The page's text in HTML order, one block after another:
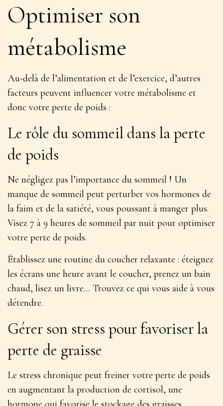
Optimiser son
métabolisme
Au-delà de l’alimentation et de l’exercice, d’autres
facteurs peuvent influencer votre métabolisme et
donc votre perte de poids :
Le rôle du sommeil dans la perte
de poids
Ne négligez pas l’importance du sommeil ! Un
manque de sommeil peut perturber vos hormones de
la faim et de la satiété, vous poussant à manger plus.
Visez 7 à 9 heures de sommeil par nuit pour optimiser
votre perte de poids.
Établissez une routine du coucher relaxante : éteignez
les écrans une heure avant le coucher, prenez un bain
chaud, lisez un livre… Trouvez ce qui vous aide à vous
détendre.
Gérer son stress pour favoriser la
perte de graisse
Le stress chronique peut freiner votre perte de poids
en augmentant la production de cortisol, une